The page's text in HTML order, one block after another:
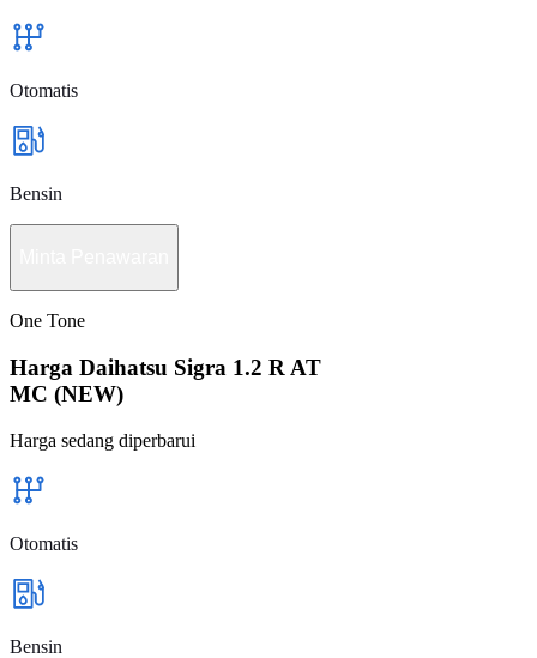
Otomatis
Bensin
One Tone
Harga Daihatsu Sigra 1.2 R AT
MC (NEW)
Harga sedang diperbarui
Otomatis
Bensin